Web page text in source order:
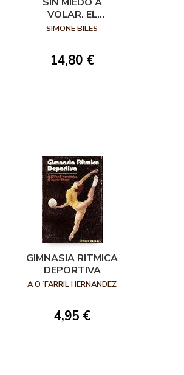
VOLAR. EL
MOVIMIENTO DE UN
VIDA
SIMONE BILES
14,80 €
GIMNASIA RITMICA
DEPORTIVA
A O´FARRIL HERNANDEZ
4,95 €